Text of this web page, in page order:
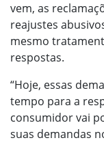
vem, as
reajustes
mesmo
respostas.
“Hoje, essas
tempo para a
consumidor vai
suas demandas